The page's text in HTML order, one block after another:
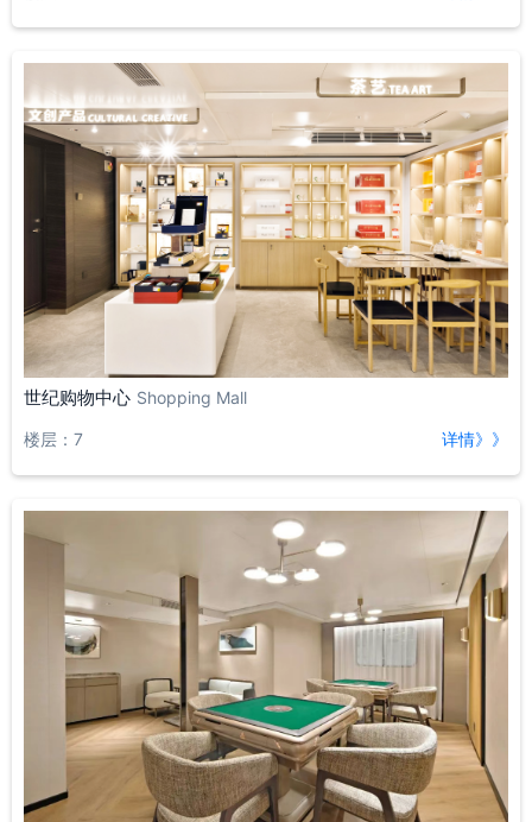
世纪购物中心 Shopping Mall
楼层：7 详情》》